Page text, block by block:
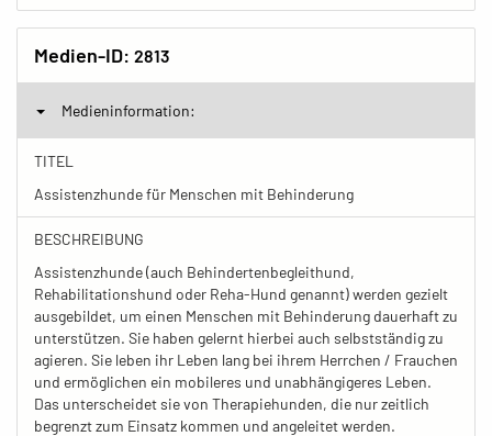
Medien-ID: 2813
Medieninformation:
TITEL
Assistenzhunde für Menschen mit Behinderung
BESCHREIBUNG
Assistenzhunde (auch Behindertenbegleithund,
Rehabilitationshund oder Reha-Hund genannt) werden gezielt
ausgebildet, um einen Menschen mit Behinderung dauerhaft zu
unterstützen. Sie haben gelernt hierbei auch selbstständig zu
agieren. Sie leben ihr Leben lang bei ihrem Herrchen / Frauchen
und ermöglichen ein mobileres und unabhängigeres Leben.
Das unterscheidet sie von Therapiehunden, die nur zeitlich
begrenzt zum Einsatz kommen und angeleitet werden.